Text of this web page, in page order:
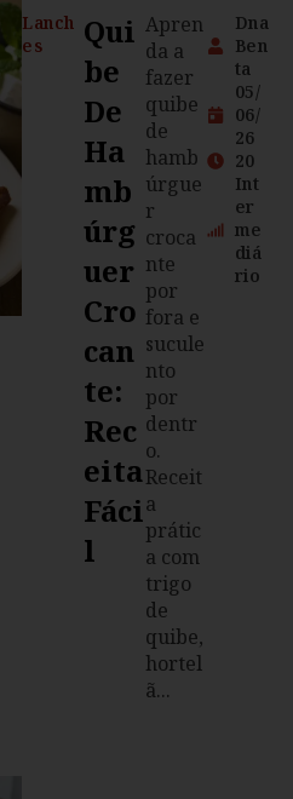
Lanch
es
Qui
Be
De
Ha
Mb
Úrg
Uer
Cro
Can
Te:
Rec
Eita
Fáci
L
Apren
da a
fazer
quibe
de
hamb
úrgue
r
croca
nte
por
fora e
sucule
nto
por
dentr
o.
Receit
a
prátic
a com
trigo
de
quibe,
hortel
ã...
Dna
Ben
ta
05/
06/
26
20
Int
er
me
diá
rio